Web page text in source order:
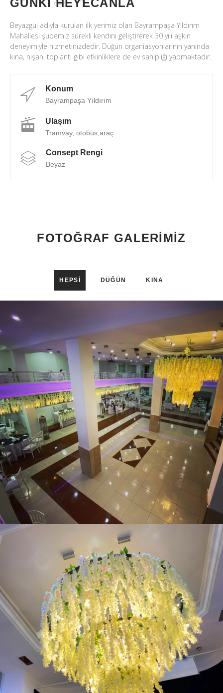
GÜNKI HEYECANLA
Beyazgül adıyla kurulan ilk yerimiz olan Bayrampaşa Yıldırım
Mahallesi şubemiz sürekli kendini geliştirerek 30 yılı aşkın
deneyimiyle hizmetinizdedir. Düğün organiasyonlarının yanında
kına, nişan, toplantı gibi etkinliklere de ev sahipliği yapmaktadır.
Konum
Bayrampaşa Yıldırım
Ulaşım
Tramvay, otobüs,araç
Consept Rengi
Beyaz
FOTOĞRAF GALERIMIZ
HEPSI DÜĞÜN KINA